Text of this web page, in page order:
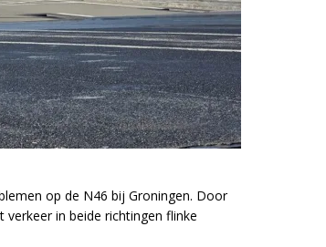
op de N46 bij Groningen. Door
in beide richtingen flinke